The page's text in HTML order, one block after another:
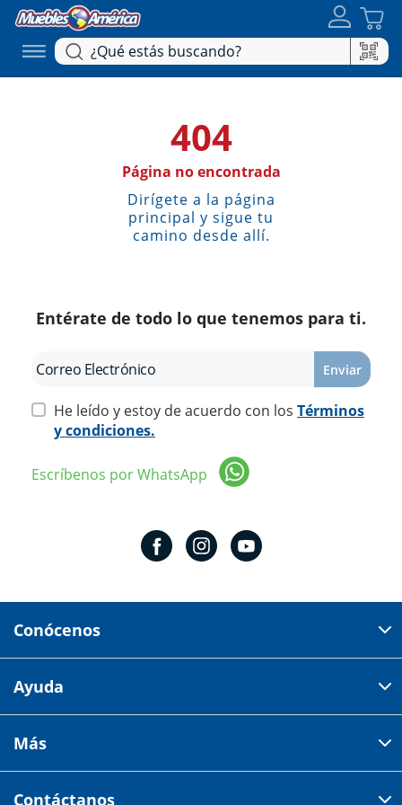
404
Página no encontrada
Dirígete a la página
principal y sigue tu
camino desde allí.
Entérate de todo lo que tenemos para ti.
Enviar
He leído y estoy de acuerdo con los Términos
y condiciones.
Escríbenos por WhatsApp
Conócenos
Av 18 de marzo # 309. Colonia la Nogalera.
Tiendas
Ayuda
Centro de ayuda
Más
Contáctanos